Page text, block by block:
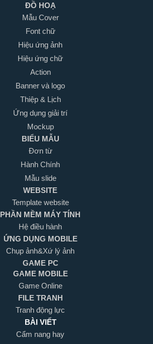
ĐỒ HOẠ
Mẫu Cover
Font chữ
Hiệu ứng ảnh
Hiệu ứng chữ
Action
Banner và logo
Thiệp & Lịch
Ứng dụng giải trí
Mockup
BIỂU MẪU
Đơn từ
Hành Chính
Mẫu slide
WEBSITE
Template website
PHẦN MỀM MÁY TÍNH
Hệ điều hành
ỨNG DỤNG MOBILE
Chụp ảnh&Xứ lý ảnh
GAME PC
GAME MOBILE
Game Online
FILE TRANH
Tranh động lực
BÀI VIẾT
Cẩm nang hay